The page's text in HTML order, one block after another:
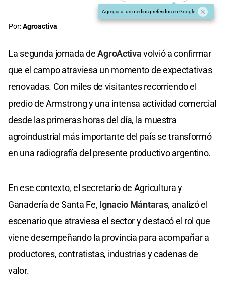
Agregar a tus medios preferidos en Google
Por:Agroactiva
La segunda jornada deAgroActivavolvió a confirmar
que el campo atraviesa un momento de expectativas
renovadas. Con miles de visitantes recorriendo el
predio de Armstrong y una intensa actividad comercial
desde las primeras horas del día, la muestra
agroindustrial más importante del país se transformó
en una radiografía del presente productivo argentino.
En ese contexto, el secretario de Agricultura y
Ganadería de Santa Fe, Ignacio Mántaras, analizó el
escenario que atraviesa el sector y destacó el rol que
viene desempeñando la provincia para acompañar a
productores, contratistas, industrias y cadenas de
valor.